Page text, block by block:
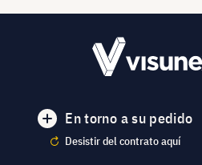
En torno a su pedido
Desistir del contrato aquí